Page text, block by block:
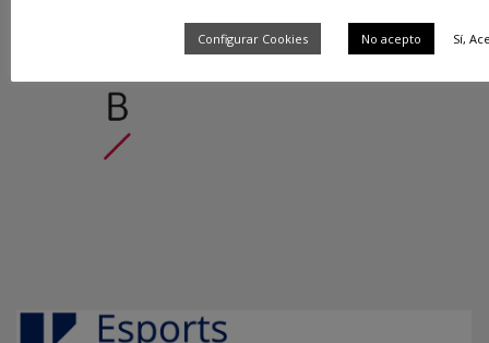
Configurar Cookies No acepto Sí,